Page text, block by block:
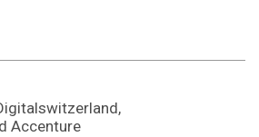
Accenture